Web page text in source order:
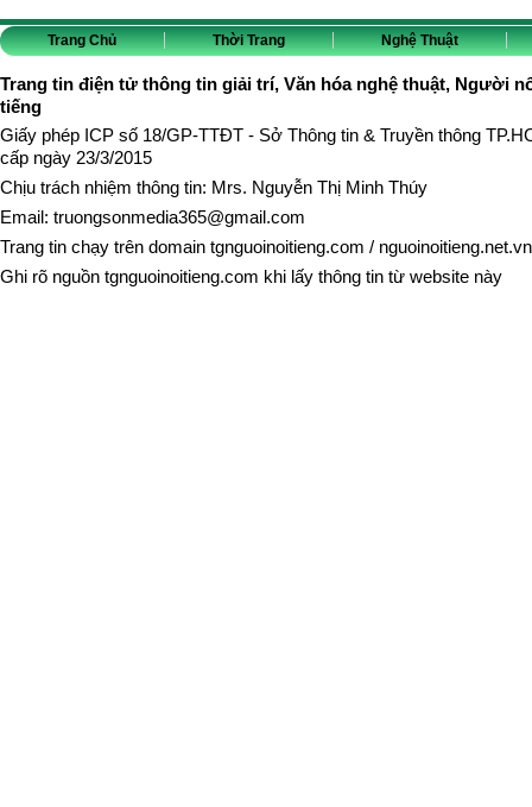
Trang Chủ Thời Trang Nghệ Thuật
Trang tin điện tử thông tin giải trí, Văn hóa nghệ thuật, Người
tiếng
Giấy phép ICP số 18/GP-TTĐT - Sở Thông tin & Truyền thông
cấp ngày 23/3/2015
Chịu trách nhiệm thông tin: Mrs. Nguyễn Thị Minh Thúy
Email: truongsonmedia365@gmail.com
Trang tin chạy trên domain tgnguoinoitieng.com / nguoinoitieng.net.vn
Ghi rõ nguồn tgnguoinoitieng.com khi lấy thông tin từ website này